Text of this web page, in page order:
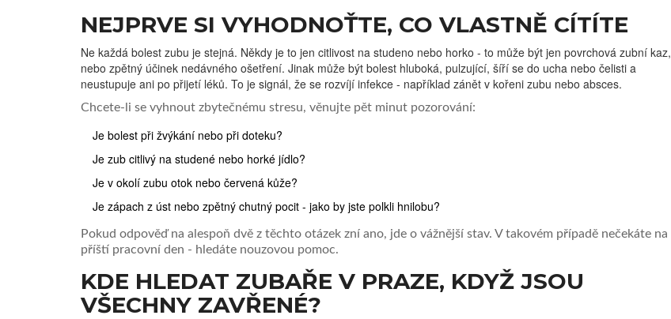
NEJPRVE SI VYHODNOŤTE, CO VLASTNĚ CÍTÍTE
Ne každá bolest zubu je stejná. Někdy je to jen citlivost na studeno nebo horko - to může být jen povrchová zubní kaz,
nebo zpětný účinek nedávného ošetření. Jinak může být bolest hluboká, pulzující, šíří se do ucha nebo čelisti a
neustupuje ani po přijetí léků. To je signál, že se rozvíjí infekce - například zánět v kořeni zubu nebo absces.
Chcete-li se vyhnout zbytečnému stresu, věnujte pět minut pozorování:
Je bolest při žvýkání nebo při doteku?
Je zub citlivý na studené nebo horké jídlo?
Je v okolí zubu otok nebo červená kůže?
Je zápach z úst nebo zpětný chutný pocit - jako by jste polkli hnilobu?
Pokud odpověď na alespoň dvě z těchto otázek zní ano, jde o vážnější stav. V takovém případě nečekáte na
příští pracovní den - hledáte nouzovou pomoc.
KDE HLEDAT ZUBAŘE V PRAZE, KDYŽ JSOU
VŠECHNY ZAVŘENÉ?